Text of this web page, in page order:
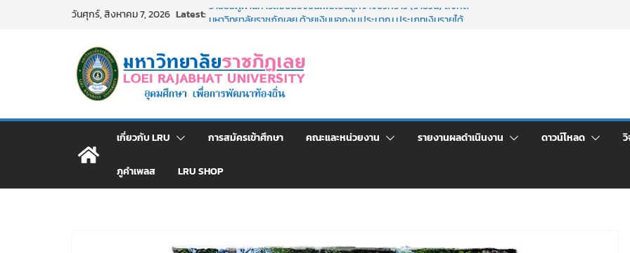
วันศุกร์, สิงหาคม 7, 2026 Latest:รายชื่อผู้ผ่านการสอบแข่งขันเพื่อเป็นลูกจ้างชั่วคราว (รายวัน) สังกัด
สังกัดมหาวิทยาลัยราชภัฏเลย ครั้งที่ 2/2569
อธิการบดี มรภ.เลย ร่วมประชุมชี้แจงกับคณะอนุกรรมาธิการ ประจำ
ปีงบประมาณ พ.ศ. 2570
ประกาศผู้ชนะการเสนอราคา จ้างทำปกปริญญาบัตร จำนวน ๑,๙๗๒ ชุด
ม.ราชภัฏเลย จัดกิจกรรมจิตอาสาบำเพ็ญสาธารณประโยชน์ และบำเพ็ญ
สาธารณกุศล 69
เกี่ยวกับ LRU การสมัครเข้าศึกษา คณะและหน่วยงาน รายงานผลดำเนินงาน ดาวน์โหลด
ภูคำเพลส LRU SHOP